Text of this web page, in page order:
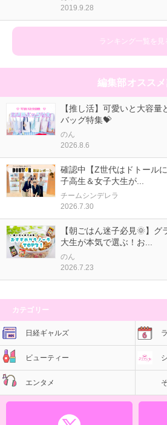
2019.9.28
ランキング一覧を見
編集部オスス
【推し活】可愛いと大容
バッグ特集💝
のん
2026.8.6
確認中【Z世代はドトール
子高生＆女子大生が...
チームシンデレラ
2026.7.30
【朝ごはん迷子必見🌞】
大生が本気で選ぶ！お...
のん
2026.7.23
カテゴリー
日経ギャルズ
ビューティー
エンタメ